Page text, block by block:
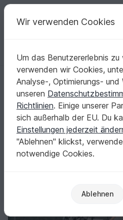
Deine kreativen Ideen
Deutsch | € (EUR)
Startseite Nähen Damen
Kurzer Rock in Schwarz-Weiß
Kurzer Rock in Schwarz-
Wir verwenden Cookies
Um das Benutzererlebnis zu
verwenden wir Cookies,
Analyse-, Optimierungs-
unseren
Richtlinien. Einige unserer
sich außerhalb der EU. Du
Einstellungen jederzeit
"Ablehnen" klickst,
notwendige Cookies.
Ablehnen